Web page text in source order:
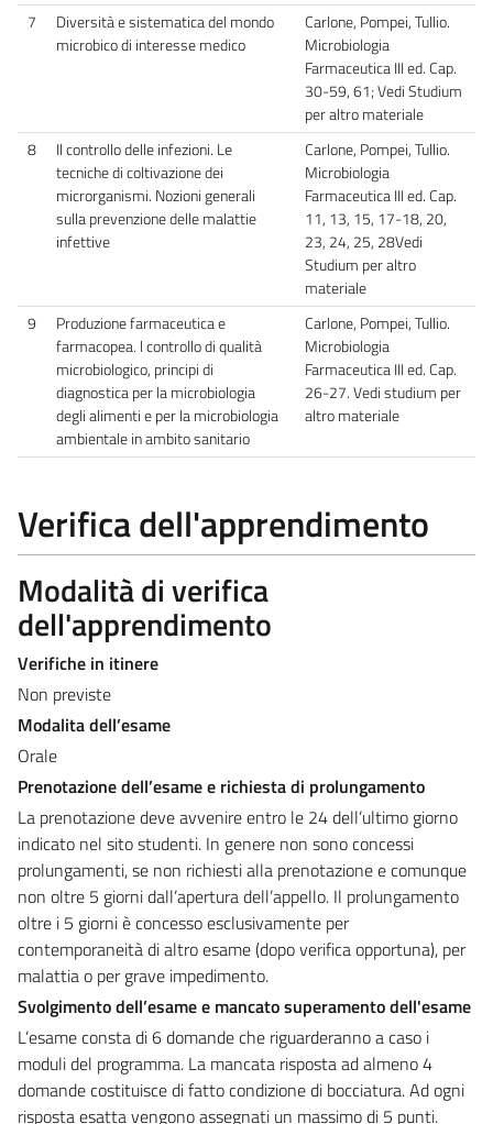
7
Diversità e sistematica del mondo
microbico di interesse medico
Carlone, Pompei, Tullio.
Microbiologia
Farmaceutica III ed. Cap.
30-59, 61; Vedi Studium
per altro materiale
8
Il controllo delle infezioni. Le
tecniche di coltivazione dei
microrganismi. Nozioni generali
sulla prevenzione delle malattie
infettive
Carlone, Pompei, Tullio.
Microbiologia
Farmaceutica III ed. Cap.
11, 13, 15, 17-18, 20,
23, 24, 25, 28Vedi
Studium per altro
materiale
9
Produzione farmaceutica e
farmacopea. l controllo di qualità
microbiologico, principi di
diagnostica per la microbiologia
degli alimenti e per la microbiologia
ambientale in ambito sanitario
Carlone, Pompei, Tullio.
Microbiologia
Farmaceutica III ed. Cap.
26-27. Vedi studium per
altro materiale
Verifica dell'apprendimento
Modalità di verifica
dell'apprendimento
Verifiche in itinere
Non previste
Modalita dell’esame
Orale
Prenotazione dell’esame e richiesta di prolungamento
La prenotazione deve avvenire entro le 24 dell’ultimo giorno
indicato nel sito studenti. In genere non sono concessi
prolungamenti, se non richiesti alla prenotazione e comunque
non oltre 5 giorni dall’apertura dell’appello. Il prolungamento
oltre i 5 giorni è concesso esclusivamente per
contemporaneità di altro esame (dopo verifica opportuna), per
malattia o per grave impedimento.
Svolgimento dell’esame e mancato superamento dell'esame
L’esame consta di 6 domande che riguarderanno a caso i
moduli del programma. La mancata risposta ad almeno 4
domande costituisce di fatto condizione di bocciatura. Ad ogni
risposta esatta vengono assegnati un massimo di 5 punti.